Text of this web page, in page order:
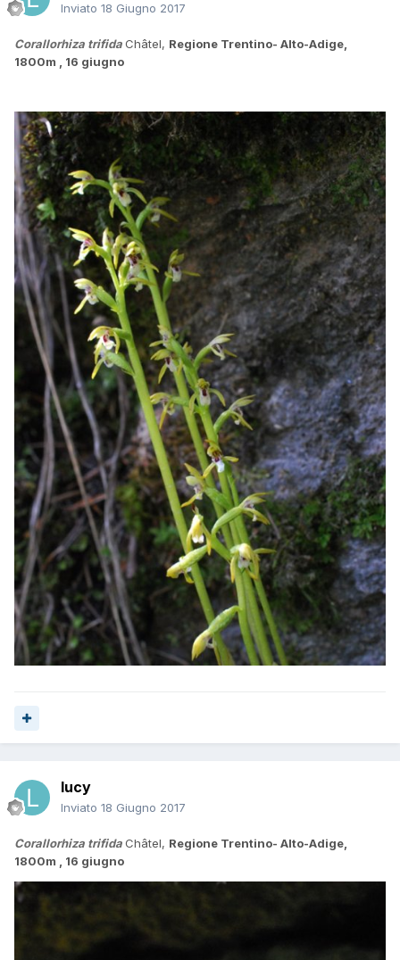
Inviato 18 Giugno 2017
Corallorhiza trifidaChâtel, Regione Trentino- Alto-Adige,
1800m , 16 giugno
lucy
Inviato 18 Giugno 2017
Corallorhiza trifidaChâtel, Regione Trentino- Alto-Adige,
1800m , 16 giugno